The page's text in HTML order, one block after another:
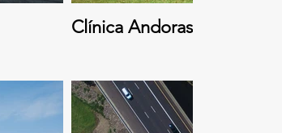
Clínica Andoras